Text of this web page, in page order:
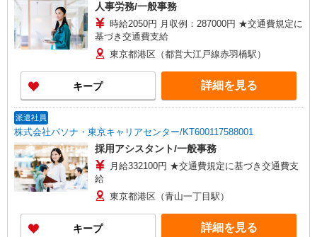
人事労務/一般事務
時給2050円 月収例：287000円 ★交通費規定に
基づき交通費支給
東京都港区（都営大江戸線赤羽橋駅）
キープ 詳細を見る
派遣社員
株式会社パソナ・東京キャリアセンター/KT600117588001
採用アシスタント/一般事務
月給332100円 ★交通費規定に基づき交通費支
給
東京都港区（青山一丁目駅）
キープ 詳細を見る